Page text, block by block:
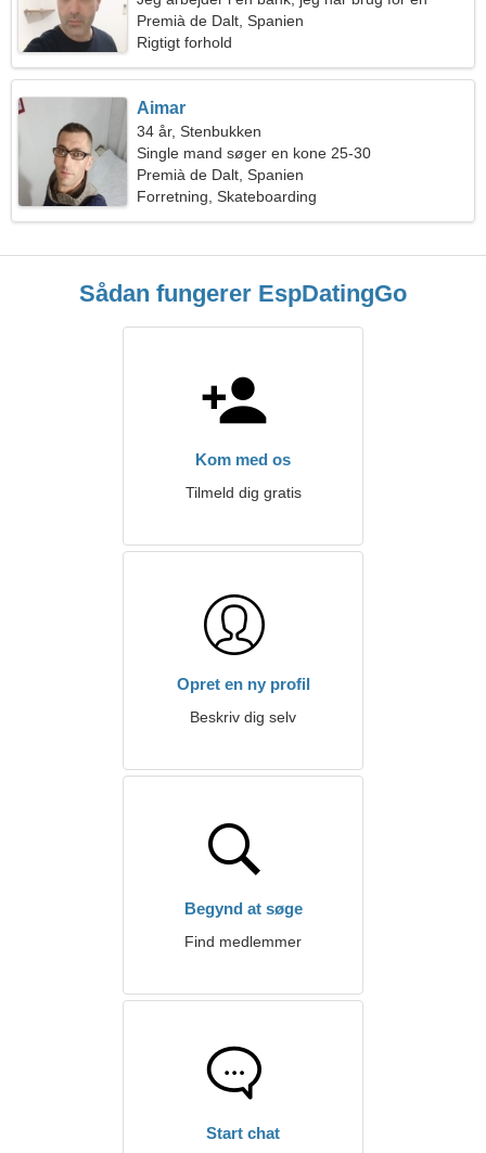
attraktiv kvinde
Premià de Dalt, Spanien
Rigtigt forhold
Aimar
34 år, Stenbukken
Single mand søger en kone 25-30
Premià de Dalt, Spanien
Forretning, Skateboarding
Sådan fungerer EspDatingGo
Kom med os
Tilmeld dig gratis
Opret en ny profil
Beskriv dig selv
Begynd at søge
Find medlemmer
Start chat